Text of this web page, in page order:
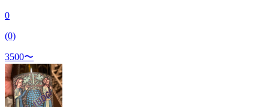
0
(0)
3500〜